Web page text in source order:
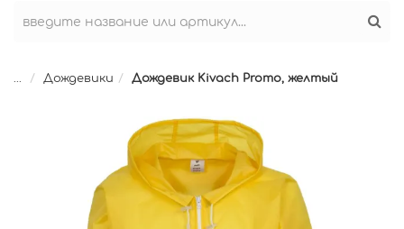
... Дождевики Дождевик Kivach Promo, желтый